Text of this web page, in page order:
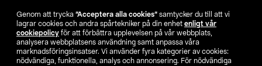
Genom att trycka ”Acceptera alla cookies” samtycker du till att vi
lagrar cookies och andra spårtekniker på din enhet enligt vår
cookiepolicy för att förbättra upplevelsen på vår webbplats,
analysera webbplatsens användning samt anpassa våra
marknadsföringsinsatser. Vi använder fyra kategorier av cookies:
nödvändiga, funktionella, analys och annonsering. För nödvändiga
Våra bolag
Hitta butik